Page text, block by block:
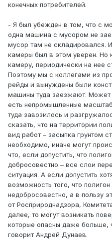
конечных потребителей.
- Я был убежден в том, что с
одна машина с мусором не
мусор там не складировался.
камеры был в этом уверен. Но
камеру, периодически на нее
Поэтому мы с коллегами из
рейды и вынуждены были
машины туда заезжают. Может
есть непромышленные
туда завозилось и
сказать, что на территории
вид работ – засыпка грунтом
необходимо, иначе могут
что, если допустить, что
добросовестно – все слои
ситуация. А если допустить
возможность того, что
недобросовестно, а в пользу
от Росприроднадзора,
далее, то могут возникать
которые опасны даже больше,
говорит Андрей Дунаев.